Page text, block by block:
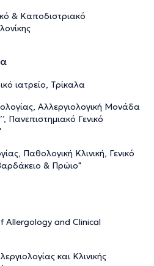
& Καποδιστριακό
ιατρείο, Τρίκαλα
Αλλεργιολογική Μονάδα
Πανεπιστημιακό Γενικό
Παθολογική Κλινική, Γενικό
& Πρώιο"
Allergology and Clinical
και Κλινικής